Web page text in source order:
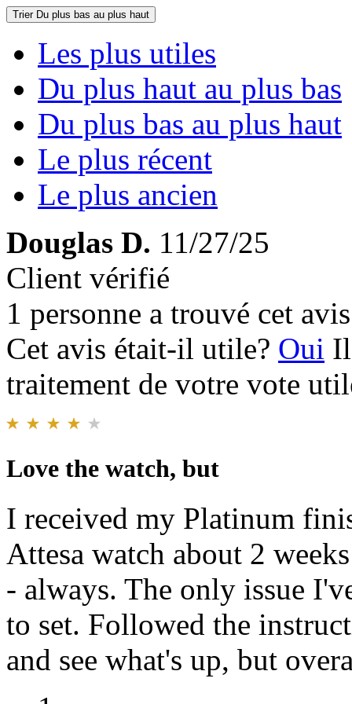
Trier Du plus bas au plus haut
Les plus utiles
Du plus haut au plus bas
Du plus bas au plus haut
Le plus récent
Le plus ancien
Douglas D. 11/27/25
Client vérifié
1 personne a trouvé cet
Cet avis était-il utile? Oui
traitement de votre vote
Love the watch, but
I received my Platinum
Attesa watch about 2
- always. The only issue
to set. Followed the
and see what's up, but